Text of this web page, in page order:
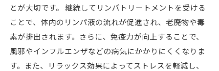
とが大切です。 継続してリンパトリートメントを受ける
ことで、体内のリンパ液の流れが促進され、老廃物や毒
素が排出されます。さらに、免疫力が向上することで、
風邪やインフルエンザなどの病気にかかりにくくなりま
す。また、リラックス効果によってストレスを軽減し、